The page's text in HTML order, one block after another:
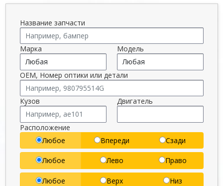
Название запчасти
Марка Модель
OEM, Номер оптики или детали
Кузов Двигатель
Расположение
Любое
Впереди Сзади
Любое Лево Право
Любое Верх Низ